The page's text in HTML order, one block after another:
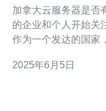
加拿大云服务器是否有用？ 随着互联网的发
的企业和个人开始关
作为一个发达的国家
角度探讨这个问题。 加拿大的云服务器通常拥有稳定的性
2025年6月5日